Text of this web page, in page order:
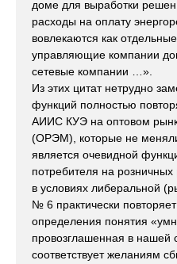
доме для выработки
расходы на оплату
вовлекаются как
управляющие компании
сетевые компании …».
Из этих цитат нетрудно
функций полностью
АИИС КУЭ на оптовом
(ОРЭМ), которые не
является очевидной
потребителя на
в условиях либеральной
№ 6 практически
определения понятия
провозглашенная в нашей
соответствует желаниям